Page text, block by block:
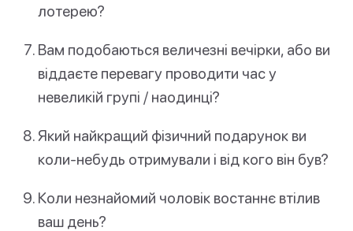
лотерею?
Вам подобаються величезні вечірки, або ви
віддаєте перевагу проводити час у
невеликій групі / наодинці?
Який найкращий фізичний подарунок ви
коли-небудь отримували і від кого він був?
Коли незнайомий чоловік востаннє втілив
ваш день?